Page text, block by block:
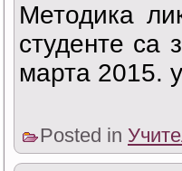
Методика
студенте
марта 2015.
Posted in